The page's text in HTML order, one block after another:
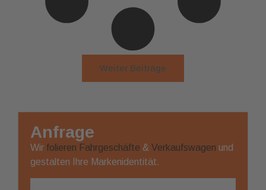
Anfrage
Wir folieren Fahrgeschäfte & Verkaufswagen und
gestalten Ihre Markenidentität.
Weiter Beiträge